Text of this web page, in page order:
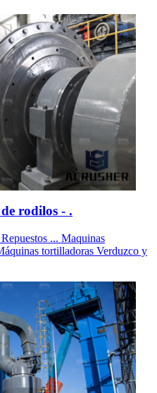
rodilos - .
... Maquinas
tortilladoras Verduzco y